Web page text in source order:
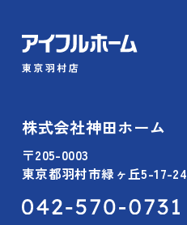
株式会社神田ホーム
〒205-0003
東京都羽村市緑ヶ丘5-17-24